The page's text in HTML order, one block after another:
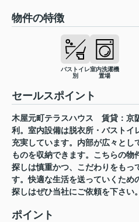
物件の特徴
バストイレ
別
室内洗濯機
置場
セールスポイント
木屋元町テラスハウス 賃貸：京
利。室内設備は脱衣所・バストイ
充実しています。内部が広々とし
ものを収納できます。こちらの物
探しは慎重かつ、こだわりをもっ
す。快適な生活を送っていくため
探しはぜひ当社にご依頼を下さい。
ポイント